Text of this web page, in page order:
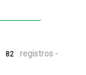
82
registros -